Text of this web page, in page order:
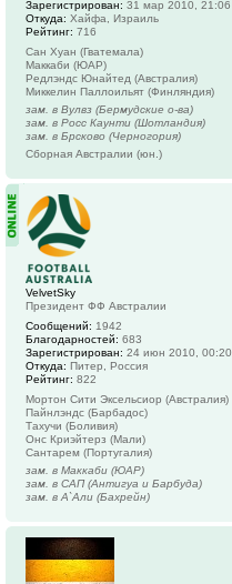
Зарегистрирован: 31 мар 2010, 21:06
Откуда: Хайфа, Израиль
Рейтинг: 716
Сан Хуан (Гватемала)
Маккаби (ЮАР)
Редлэндс Юнайтед (Австралия)
Миккелин Паллоильят (Финляндия)
зам. в Вулвз (Бермудские о-ва)
зам. в Росс Каунти (Шотландия)
зам. в Брсково (Черногория)
Сборная Австралии (юн.)
VelvetSky
Президент ФФ Австралии
Сообщений: 1942
Благодарностей: 683
Зарегистрирован: 24 июн 2010, 00:20
Откуда: Питер, Россия
Рейтинг: 822
Мортон Сити Эксельсиор (Австралия)
Пайнлэндс (Барбадос)
Тахучи (Боливия)
Онс Криэйтерз (Мали)
Сантарем (Португалия)
зам. в Маккаби (ЮАР)
зам. в САП (Антигуа и Барбуда)
зам. в А`Али (Бахрейн)